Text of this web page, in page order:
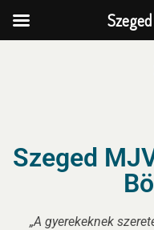
Szeged
„A gyerekeknek